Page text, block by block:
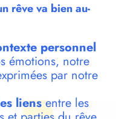
rêve va bien au-
personnel
émotions, notre
par notre
liensentre les